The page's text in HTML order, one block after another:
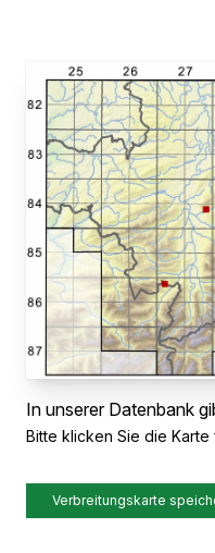
In unserer Datenbank
Bitte klicken Sie die Karte
Verbreitungskarte